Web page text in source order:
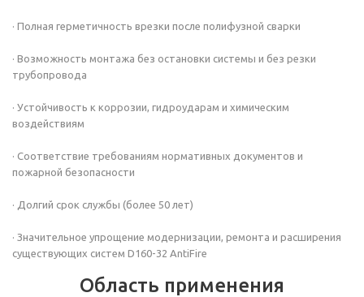
· Полная герметичность врезки после полифузной сварки
· Возможность монтажа без остановки системы и без резки
трубопровода
· Устойчивость к коррозии, гидроударам и химическим
воздействиям
· Соответствие требованиям нормативных документов и
пожарной безопасности
· Долгий срок службы (более 50 лет)
· Значительное упрощение модернизации, ремонта и расширения
существующих систем D160-32 AntiFire
Область применения